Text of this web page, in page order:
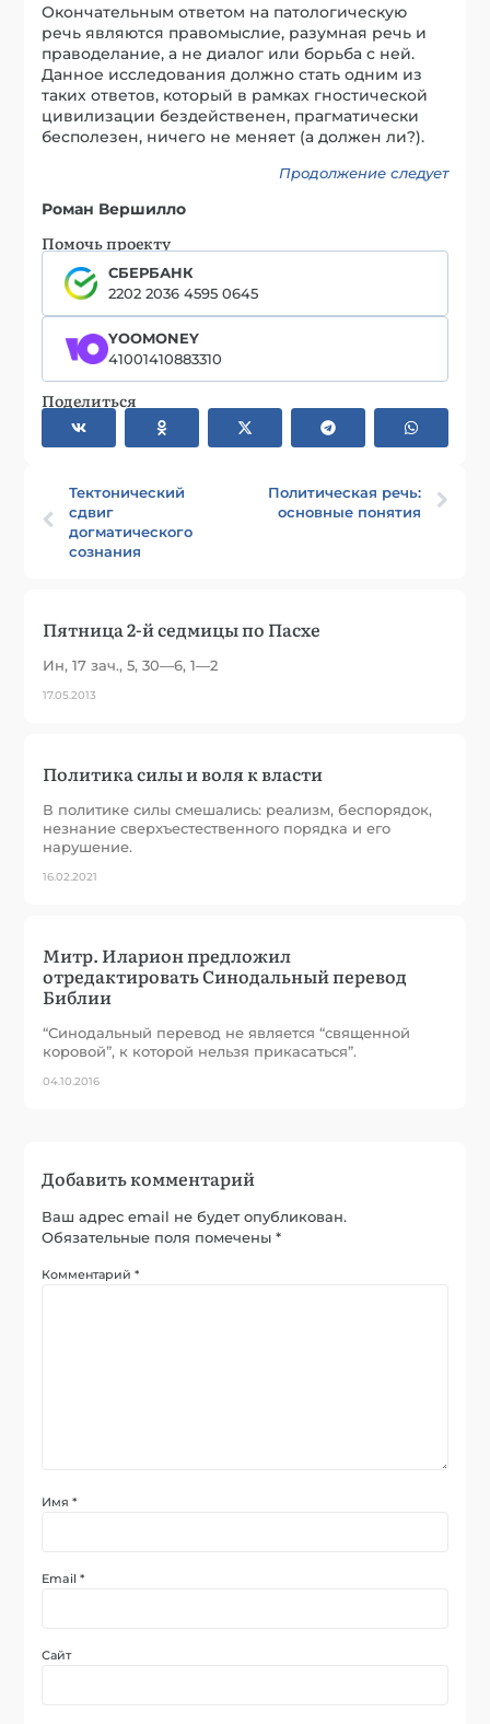
Окончательным ответом на патологическую
речь являются правомыслие, разумная речь и
праводелание, а не диалог или борьба с ней.
Данное исследования должно стать одним из
таких ответов, который в рамках гностической
цивилизации бездейственен, прагматически
бесполезен, ничего не меняет (а должен ли?).
Продолжение следует
Роман Вершилло
Помочь проекту
СБЕРБАНК
2202 2036 4595 0645
YOOMONEY
41001410883310
Поделиться
Тектонический
сдвиг
догматического
сознания
Политическая речь:
основные понятия
Пятница 2-й седмицы по Пасхе
Ин, 17 зач., 5, 30—6, 1—2
17.05.2013
Политика силы и воля к власти
В политике силы смешались: реализм, беспорядок,
незнание сверхъестественного порядка и его
нарушение.
16.02.2021
Митр. Иларион предложил
отредактировать Синодальный перевод
Библии
“Синодальный перевод не является “священной
коровой”, к которой нельзя прикасаться”.
04.10.2016
Добавить комментарий
Ваш адрес email не будет опубликован.
Обязательные поля помечены*
Комментарий*
Имя*
Email*
Сайт